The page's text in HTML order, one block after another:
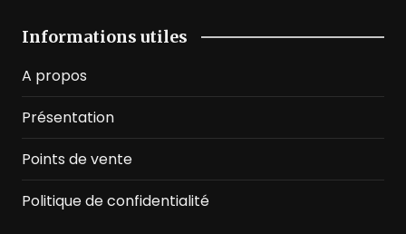
Informations utiles
A propos
Présentation
Points de vente
Politique de confidentialité